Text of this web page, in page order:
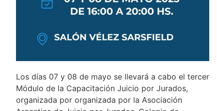
Los días 07 y 08 de mayo se llevará a cabo el tercer
Módulo de la Capacitación Juicio por Jurados,
organizada por organizada por la Asociación